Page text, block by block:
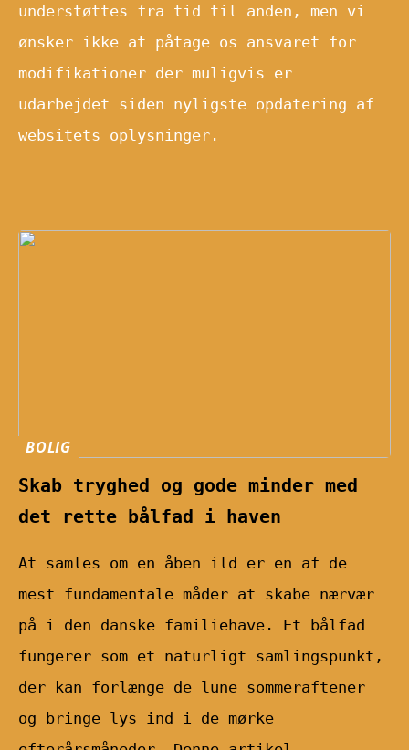
understøttes fra tid til anden, men vi
ønsker ikke at påtage os ansvaret for
modifikationer der muligvis er
udarbejdet siden nyligste opdatering af
websitets oplysninger.
BOLIG
Skab tryghed og gode minder med
det rette bålfad i haven
At samles om en åben ild er en af de
mest fundamentale måder at skabe nærvær
på i den danske familiehave. Et bålfad
fungerer som et naturligt samlingspunkt,
der kan forlænge de lune sommeraftener
og bringe lys ind i de mørke